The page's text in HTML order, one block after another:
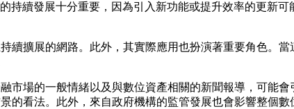
續發展十分重要，因為引入新功能或提升效率的更新
續擴展的網路。此外，其實際應用也扮演著重要角色。
市場的一般情緒以及與數位資產相關的新聞報導，可能
看法。此外，來自政府機構的監管發展也會影響整個數